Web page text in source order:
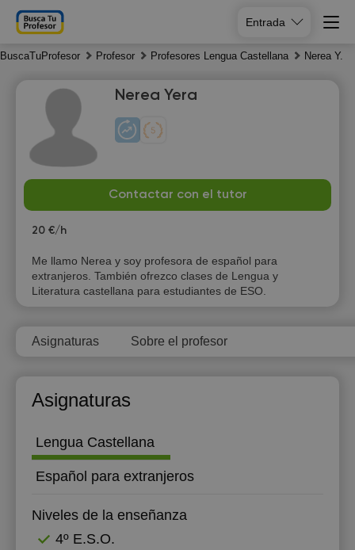
Entrada
BuscaTuProfesor Profesor Profesores Lengua Castellana Nerea Y.
Nerea Yera
Contactar con el tutor
20 €/h
Me llamo Nerea y soy profesora de español para
extranjeros. También ofrezco clases de Lengua y
Literatura castellana para estudiantes de ESO.
Asignaturas Sobre el profesor
Asignaturas
Lengua Castellana
Español para extranjeros
Niveles de la enseñanza
4º E.S.O.
6
Fr
7
Sa
8
9